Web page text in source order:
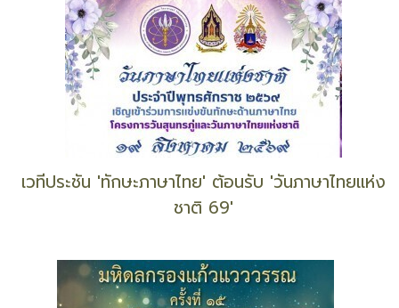
เวทีประชัน 'ทักษะภาษาไทย' ต้อนรับ 'วันภาษาไทยแห่ง
ชาติ 69'